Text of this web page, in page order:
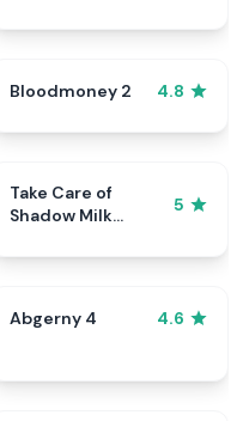
Bloodmoney 2 4.8
Take Care of
Shadow Milk
5
Abgerny 4 4.6